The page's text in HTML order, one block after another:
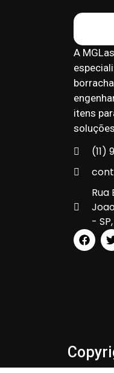
A
itens
(11)
Rua
-